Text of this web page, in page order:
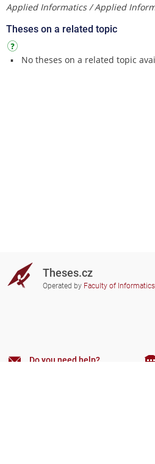
Applied Informatics / Applied
Theses on a related topic
No theses on a related topic
Theses.cz
Operated by Faculty of
Do you need help?